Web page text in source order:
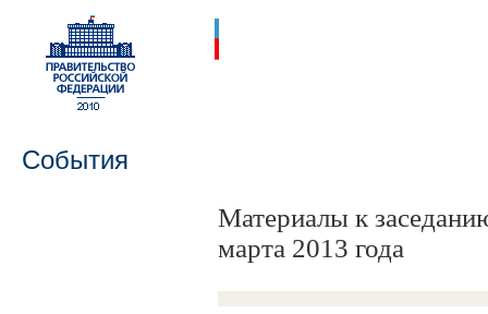
События
Материалы к
марта 2013 года